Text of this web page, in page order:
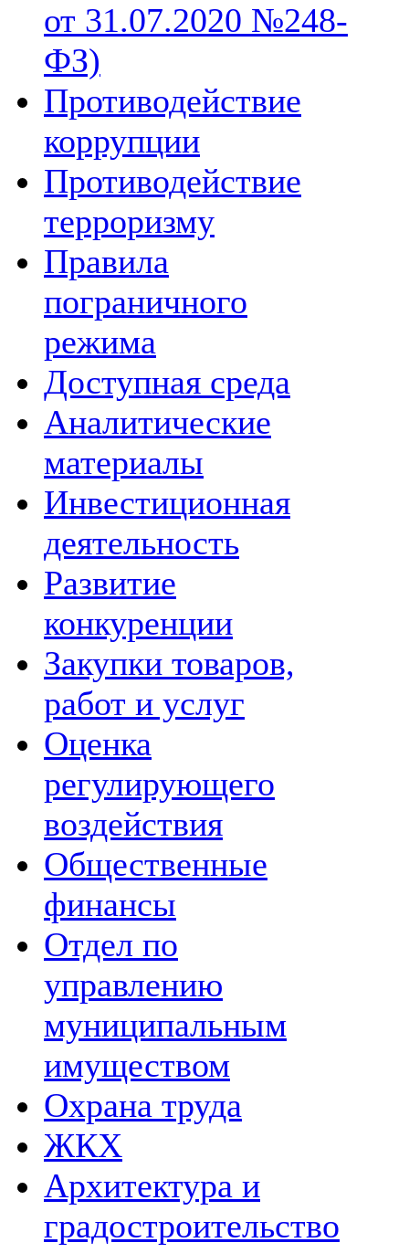
от 31.07.2020 №248-
ФЗ)
Противодействие
коррупции
Противодействие
терроризму
Правила
пограничного
режима
Доступная среда
Аналитические
материалы
Инвестиционная
деятельность
Развитие
конкуренции
Закупки товаров,
работ и услуг
Оценка
регулирующего
воздействия
Общественные
финансы
Отдел по
управлению
муниципальным
имуществом
Охрана труда
ЖКХ
Архитектура и
градостроительство